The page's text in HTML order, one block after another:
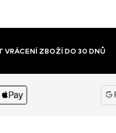
VRÁCENÍ ZBOŽÍ DO 30 DNŮ